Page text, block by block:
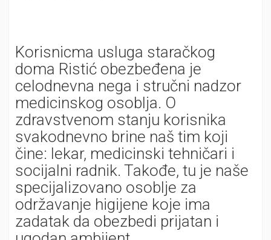
Korisnicma usluga staračkog
doma Ristić obezbeđena je
celodnevna nega i stručni nadzor
medicinskog osoblja. O
zdravstvenom stanju korisnika
svakodnevno brine naš tim koji
čine: lekar, medicinski tehničari i
socijalni radnik. Takođe, tu je naše
specijalizovano osoblje za
održavanje higijene koje ima
zadatak da obezbedi prijatan i